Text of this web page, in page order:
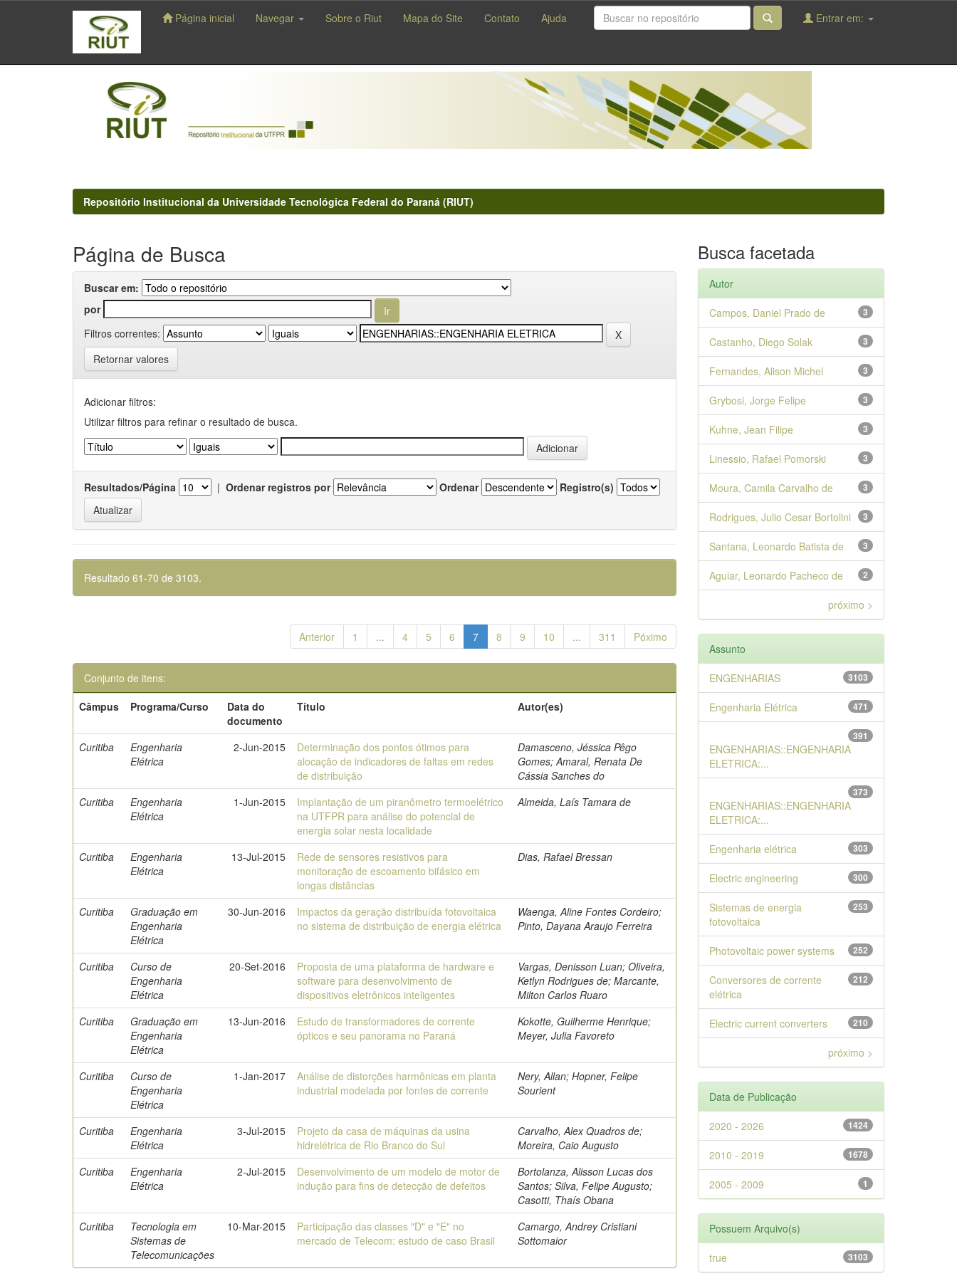
navigation
Página inicial Navegar Sobre o Riut Mapa do Site Contato Ajuda Entrar em:
Repositório Institucional da Universidade Tecnológica Federal do Paraná (RIUT)
Página de Busca
Buscar em:
por
Filtros correntes:
Retornar valores
Adicionar filtros:
Utilizar filtros para refinar o resultado de busca.
Resultados/Página | Ordenar registros por Ordenar Registro(s)
Resultado 61-70 de 3103.
Anterior 1 ... 4 5 6 7 8 9 10 ... 311 Póximo
Conjunto de itens:
Câmpus
Programa/Curso
Data do
documento
Título Autor(es)
Curitiba
Engenharia
Elétrica
2-Jun-2015
Determinação dos pontos ótimos para
alocação de indicadores de faltas em redes
de distribuição
Damasceno, Jéssica Pêgo
Gomes; Amaral, Renata De
Cássia Sanches do
Curitiba
Engenharia
Elétrica
1-Jun-2015
Implantação de um piranômetro termoelétrico
na UTFPR para análise do potencial de
energia solar nesta localidade
Almeida, Laís Tamara de
Curitiba
Engenharia
Elétrica
13-Jul-2015
Rede de sensores resistivos para
monitoração de escoamento bifásico em
longas distâncias
Dias, Rafael Bressan
Curitiba
Graduação em
Engenharia
Elétrica
30-Jun-2016
Impactos da geração distribuída fotovoltaica
no sistema de distribuição de energia elétrica
Waenga, Aline Fontes Cordeiro;
Pinto, Dayana Araujo Ferreira
Curitiba
Curso de
Engenharia
Elétrica
20-Set-2016
Proposta de uma plataforma de hardware e
software para desenvolvimento de
dispositivos eletrônicos inteligentes
Vargas, Denisson Luan; Oliveira,
Ketlyn Rodrigues de; Marcante,
Milton Carlos Ruaro
Curitiba
Graduação em
Engenharia
Elétrica
13-Jun-2016
Estudo de transformadores de corrente
ópticos e seu panorama no Paraná
Kokotte, Guilherme Henrique;
Meyer, Julia Favoreto
Curitiba
Curso de
Engenharia
Elétrica
1-Jan-2017
Análise de distorções harmônicas em planta
industrial modelada por fontes de corrente
Nery, Allan; Hopner, Felipe
Sourient
Curitiba
Engenharia
Elétrica
3-Jul-2015
Projeto da casa de máquinas da usina
hidrelétrica de Rio Branco do Sul
Carvalho, Alex Quadros de;
Moreira, Caio Augusto
Curitiba
Engenharia
Elétrica
2-Jul-2015
Desenvolvimento de um modelo de motor de
indução para fins de detecção de defeitos
Bortolanza, Alisson Lucas dos
Santos; Silva, Felipe Augusto;
Casotti, Thaís Obana
Curitiba
Tecnologia em
Sistemas de
Telecomunicações
10-Mar-2015
Participação das classes "D" e "E" no
mercado de Telecom: estudo de caso Brasil
Camargo, Andrey Cristiani
Sottomaior
Busca facetada
Autor
3
Campos, Daniel Prado de
3
Castanho, Diego Solak
3
Fernandes, Alison Michel
3
Grybosi, Jorge Felipe
3
Kuhne, Jean Filipe
3
Linessio, Rafael Pomorski
3
Moura, Camila Carvalho de
3
Rodrigues, Julio Cesar Bortolini
3
Santana, Leonardo Batista de
2
Aguiar, Leonardo Pacheco de
próximo >
Assunto
3103
ENGENHARIAS
471
Engenharia Elétrica
391
ENGENHARIAS::ENGENHARIA
ELETRICA:...
373
ENGENHARIAS::ENGENHARIA
ELETRICA:...
303
Engenharia elétrica
300
Electric engineering
253
Sistemas de energia
fotovoltaica
252
Photovoltaic power systems
212
Conversores de corrente
elétrica
210
Electric current converters
próximo >
Data de Publicação
1424
2020 - 2026
1678
2010 - 2019
1
2005 - 2009
Possuem Arquivo(s)
3103
true